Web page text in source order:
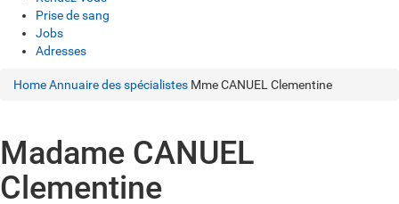
Prise de sang
Jobs
Adresses
HomeAnnuaire des spécialistes Mme CANUEL Clementine
Madame CANUEL
Clementine